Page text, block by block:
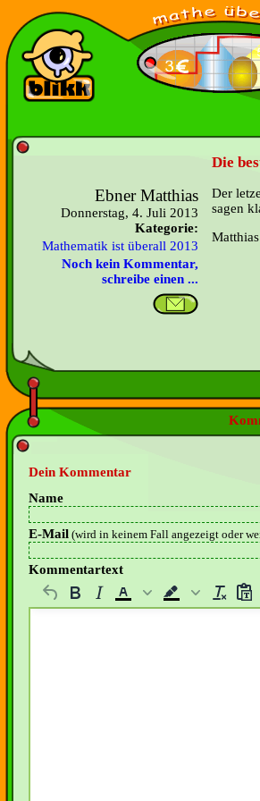
Die
Ebner Matthias
Donnerstag, 4. Juli 2013
Kategorie:
Mathematik ist überall 2013
Noch kein Kommentar,
schreibe einen ...
Der
sagen
Matthias
Dein Kommentar
Name
E-Mail (wird in keinem Fall angezeigt oder
Kommentartext